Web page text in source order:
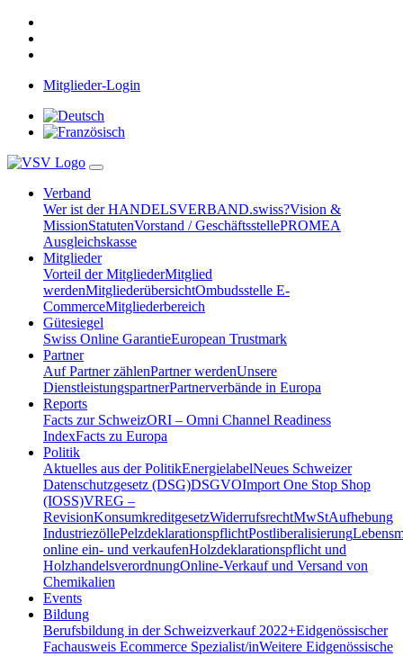
Mitglieder-Login
Verband
Wer ist der HANDELSVERBAND.swiss?Vision &
MissionStatutenVorstand / GeschäftsstellePROMEA
Ausgleichskasse
Mitglieder
Vorteil der MitgliederMitglied
werdenMitgliederübersichtOmbudsstelle E-
CommerceMitgliederbereich
Gütesiegel
Swiss Online GarantieEuropean Trustmark
Partner
Auf Partner zählenPartner werdenUnsere
DienstleistungspartnerPartnerverbände in Europa
Reports
Facts zur SchweizORI – Omni Channel Readiness
IndexFacts zu Europa
Politik
Aktuelles aus der PolitikEnergielabelNeues Schweizer
Datenschutzgesetz (DSG)DSGVOImport One Stop Shop
(IOSS)VREG –
RevisionKonsumkreditgesetzWiderrufsrechtMwStAufhebung
IndustriezöllePelzdeklarationspflichtPostliberalisierung
online ein- und verkaufenHolzdeklarationspflicht und
HolzhandelsverordnungOnline-Verkauf und Versand von
Chemikalien
Events
Bildung
Berufsbildung in der Schweizverkauf 2022+Eidgenössischer
Fachausweis Ecommerce Spezialist/inWeitere Eidgenössische